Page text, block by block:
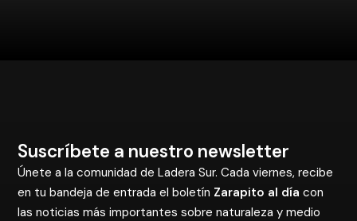
Suscríbete a nuestro newsletter
Únete a la comunidad de Ladera Sur. Cada viernes, recibe
en tu bandeja de entrada el boletín Zarapito al día con
las noticias más importantes sobre naturaleza y medio